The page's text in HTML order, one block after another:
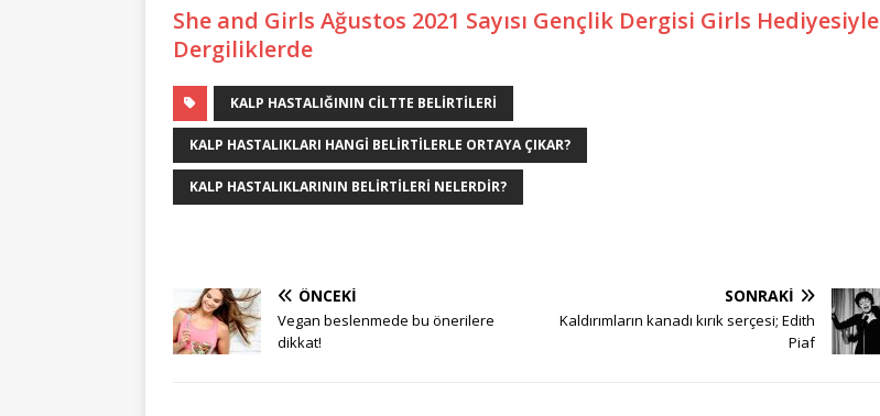
She and Girls Ağustos 2021 Sayısı Gençlik Dergisi Girls Hediyesiyle
Dergiliklerde
KALP HASTALIĞININ CILTTE BELIRTILERI
KALP HASTALIKLARI HANGI BELIRTILERLE ORTAYA ÇIKAR?
KALP HASTALIKLARININ BELIRTILERI NELERDIR?
ÖNCEKI
Vegan beslenmede bu önerilere
dikkat!
SONRAKI
Kaldırımların kanadı kırık serçesi; Edith
Piaf